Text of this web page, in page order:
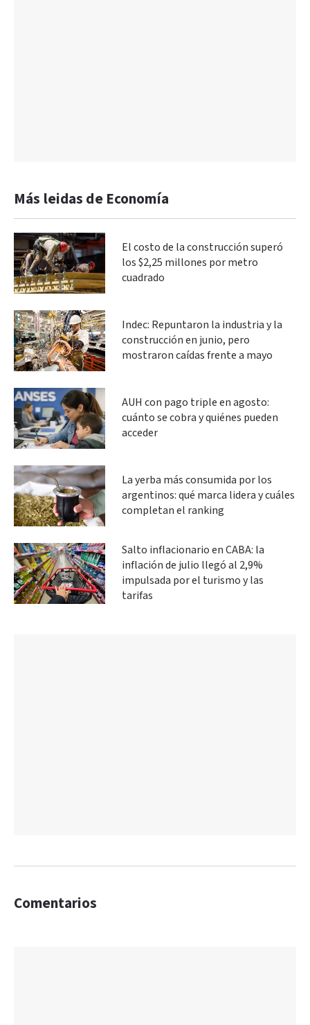
Más leidas de Economía
El costo de la construcción superó
los $2,25 millones por metro
cuadrado
Indec: Repuntaron la industria y la
construcción en junio, pero
mostraron caídas frente a mayo
AUH con pago triple en agosto:
cuánto se cobra y quiénes pueden
acceder
La yerba más consumida por los
argentinos: qué marca lidera y cuáles
completan el ranking
Salto inflacionario en CABA: la
inflación de julio llegó al 2,9%
impulsada por el turismo y las
tarifas
Comentarios